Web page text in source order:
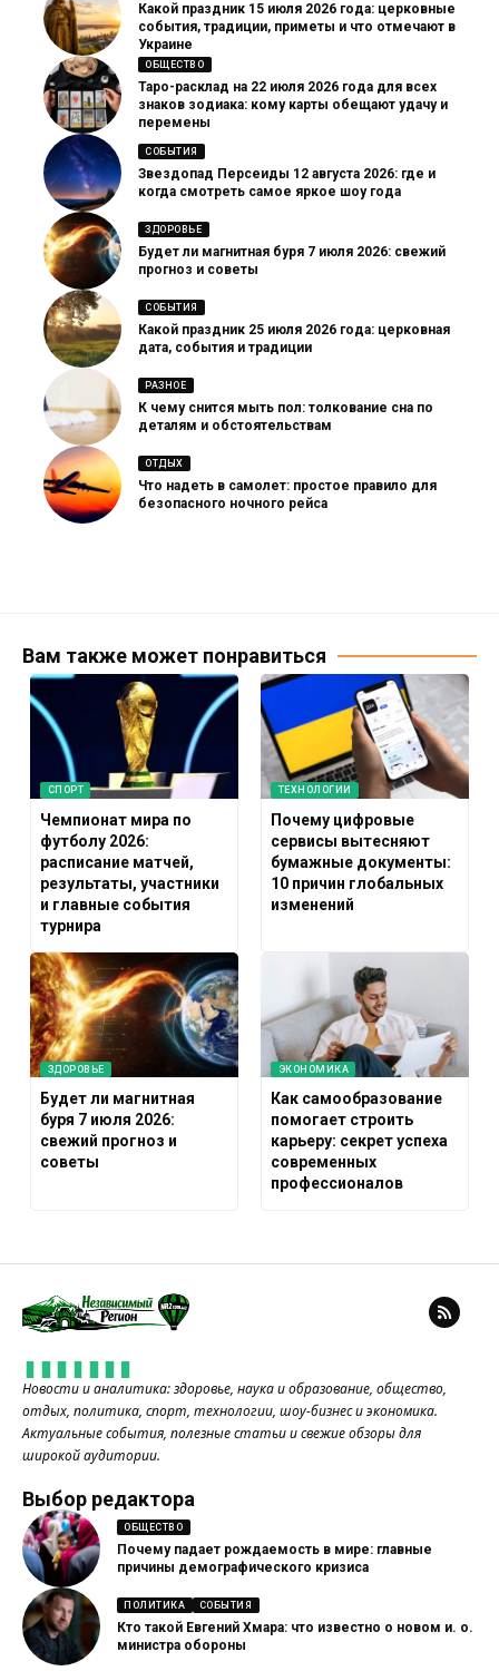
Какой праздник 15 июля 2026 года: церковные
события, традиции, приметы и что отмечают в
Украине
ОБЩЕСТВО
Таро-расклад на 22 июля 2026 года для всех
знаков зодиака: кому карты обещают удачу и
перемены
СОБЫТИЯ
Звездопад Персеиды 12 августа 2026: где и
когда смотреть самое яркое шоу года
ЗДОРОВЬЕ
Будет ли магнитная буря 7 июля 2026: свежий
прогноз и советы
СОБЫТИЯ
Какой праздник 25 июля 2026 года: церковная
дата, события и традиции
РАЗНОЕ
К чему снится мыть пол: толкование сна по
деталям и обстоятельствам
ОТДЫХ
Что надеть в самолет: простое правило для
безопасного ночного рейса
Вам также может понравиться
СПОРТ
Чемпионат мира по
футболу 2026:
расписание матчей,
результаты, участники
и главные события
турнира
ТЕХНОЛОГИИ
Почему цифровые
сервисы вытесняют
бумажные документы:
10 причин глобальных
изменений
ЗДОРОВЬЕ
Будет ли магнитная
буря 7 июля 2026:
свежий прогноз и
советы
ЭКОНОМИКА
Как самообразование
помогает строить
карьеру: секрет успеха
современных
профессионалов
Новости и аналитика: здоровье, наука и образование, общество,
отдых, политика, спорт, технологии, шоу-бизнес и экономика.
Актуальные события, полезные статьи и свежие обзоры для
широкой аудитории.
Выбор редактора
ОБЩЕСТВО
Почему падает рождаемость в мире: главные
причины демографического кризиса
ПОЛИТИКА СОБЫТИЯ
Кто такой Евгений Хмара: что известно о новом и. о.
министра обороны